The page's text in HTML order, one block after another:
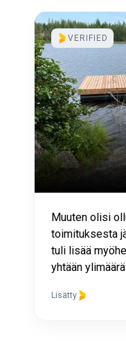
VERIFIED
Muuten olisi
toimituksesta
tuli lisää
yhtään
Lisätty